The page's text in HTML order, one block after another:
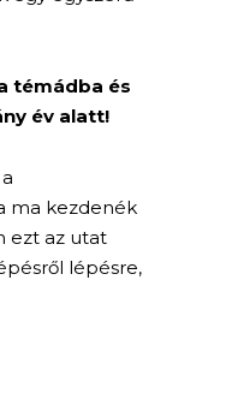
témádba és
év alatt!
ma kezdenék
ezt az utat
lépésre,